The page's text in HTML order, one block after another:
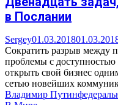
в Послании
Sergey01.03.2018
Сократить разрыв между
проблемы с
открыть свой бизнес
сетью новейших
Владимир Путин